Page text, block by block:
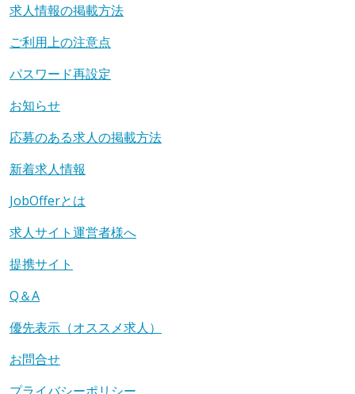
求人情報の掲載方法
ご利用上の注意点
パスワード再設定
お知らせ
応募のある求人の掲載方法
新着求人情報
JobOfferとは
求人サイト運営者様へ
提携サイト
Q＆A
優先表示（オススメ求人）
お問合せ